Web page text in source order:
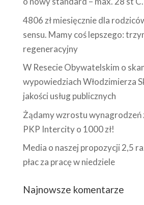
4806 zł miesięcznie dla
sensu. Mamy coś lepszego:
regeneracyjny
W Resecie Obywatelskim o
wypowiedziach Włodzimierza
jakości usług publicznych
Żądamy wzrostu wynagrodzeń
PKP Intercity o 1000 zł!
Media o naszej propozycji 2,5
płac za pracę w niedziele
Najnowsze komentarze